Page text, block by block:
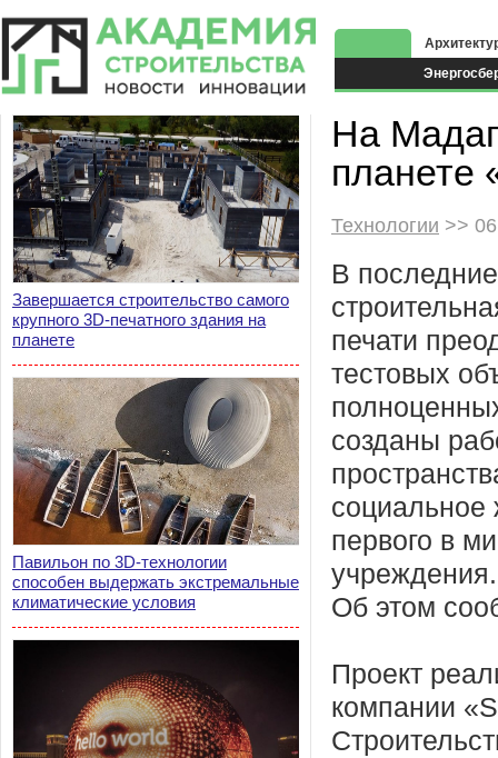
Завершается строительство самого
крупного 3D-печатного здания на
планете
Павильон по 3D-технологии
способен выдержать экстремальные
климатические условия
На
планете
Технологии >>
В
печати
тестовых
созданы
социальное
первого в
Об этом
Проект
компании